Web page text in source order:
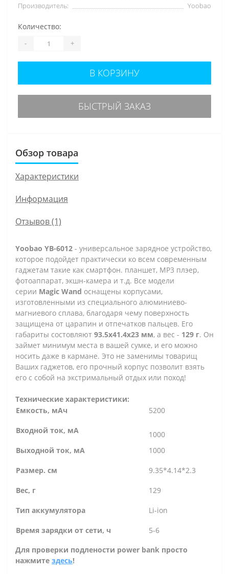
Производитель:
Yoobao
Количество:
- +
В КОРЗИНУ
БЫСТРЫЙ ЗАКАЗ
Обзор товара
Характеристики
Информация
Отзывов (1)
Yoobao YB-6012 - универсальное зарядное устройство,
которое подойдет практически ко всем современным
гаджетам такие как смартфон. планшет, МР3 плэер,
фотоаппарат, экшн-камера и т.д. Все модели
серии Magic Wand оснащены корпусами,
изготовленными из специального алюминиево-
магниевого сплава, благодаря чему поверхность
защищена от царапин и отпечатков пальцев. Его
габариты состовляют 93.5х41.4х23 мм, а вес - 129 г. Он
займет минимум места в вашей сумке, и его можно
носить даже в кармане. Это не заменимы товарищ
Ваших гаджетов, его прочный корпус позволит взять
его с собой на экстримальный отдых или поход!
Технические характеристики:
Емкость, мАч
5200
Входной ток, мА
1000
Выходной ток, мА
1000
Размер. см 9.35*4.14*2.3
Вес, г 129
Тип аккумулятора Li-ion
Время зарядки от сети, ч
5-6
Для проверки подлености power bank просто
нажмите здесь!